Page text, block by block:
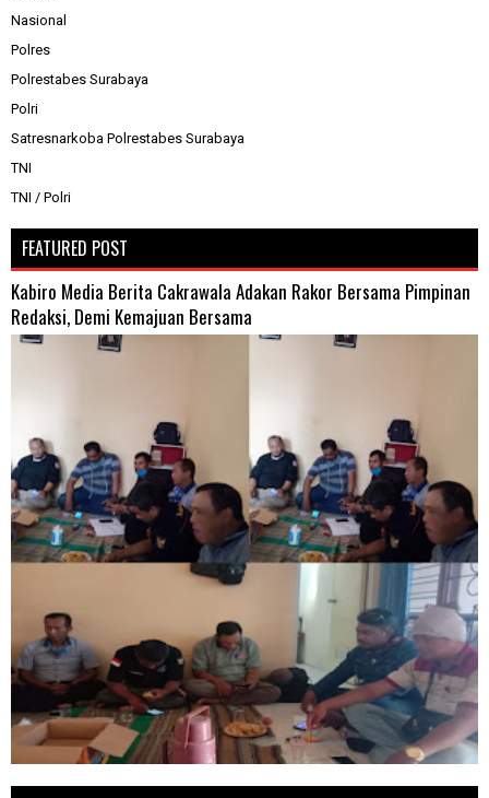
Nasional
Polres
Polrestabes Surabaya
Polri
Satresnarkoba Polrestabes Surabaya
TNI
TNI / Polri
FEATURED POST
Kabiro Media Berita Cakrawala Adakan Rakor Bersama Pimpinan
Redaksi, Demi Kemajuan Bersama